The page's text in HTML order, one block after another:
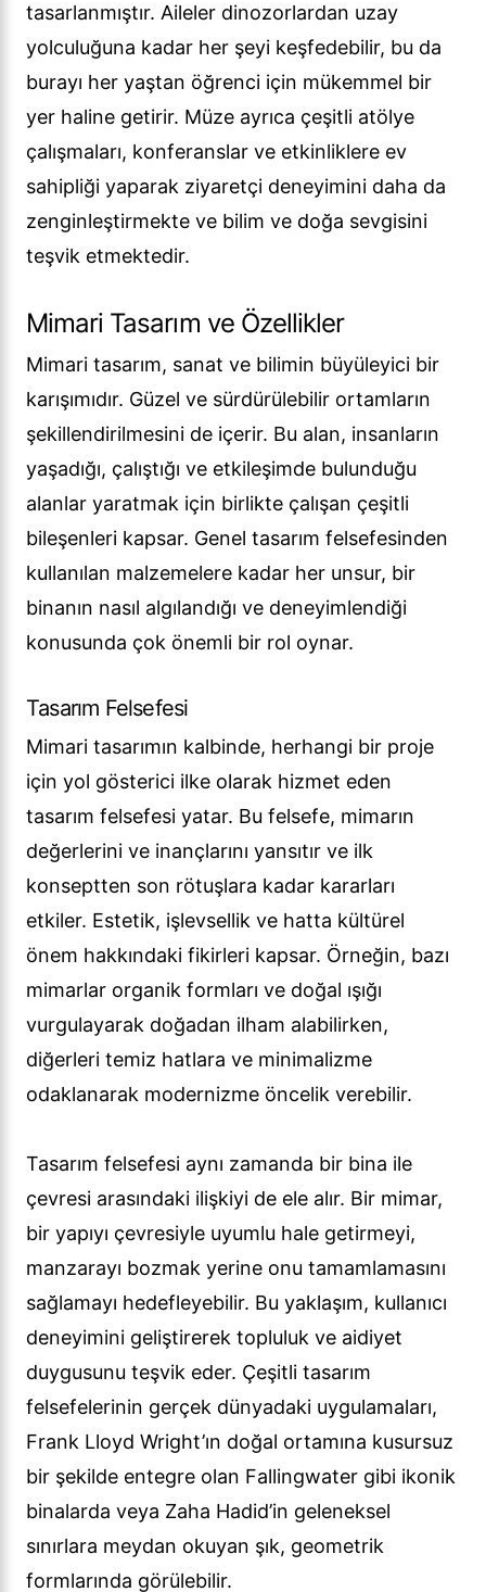
tasarlanmıştır. Aileler dinozorlardan uzay
yolculuğuna kadar her şeyi keşfedebilir, bu da
burayı her yaştan öğrenci için mükemmel bir
yer haline getirir. Müze ayrıca çeşitli atölye
çalışmaları, konferanslar ve etkinliklere ev
sahipliği yaparak ziyaretçi deneyimini daha da
zenginleştirmekte ve bilim ve doğa sevgisini
teşvik etmektedir.
Mimari Tasarım ve Özellikler
Mimari tasarım, sanat ve bilimin büyüleyici bir
karışımıdır. Güzel ve sürdürülebilir ortamların
şekillendirilmesini de içerir. Bu alan, insanların
yaşadığı, çalıştığı ve etkileşimde bulunduğu
alanlar yaratmak için birlikte çalışan çeşitli
bileşenleri kapsar. Genel tasarım felsefesinden
kullanılan malzemelere kadar her unsur, bir
binanın nasıl algılandığı ve deneyimlendiği
konusunda çok önemli bir rol oynar.
Tasarım Felsefesi
Mimari tasarımın kalbinde, herhangi bir proje
için yol gösterici ilke olarak hizmet eden
tasarım felsefesi yatar. Bu felsefe, mimarın
değerlerini ve inançlarını yansıtır ve ilk
konseptten son rötuşlara kadar kararları
etkiler. Estetik, işlevsellik ve hatta kültürel
önem hakkındaki fikirleri kapsar. Örneğin, bazı
mimarlar organik formları ve doğal ışığı
vurgulayarak doğadan ilham alabilirken,
diğerleri temiz hatlara ve minimalizme
odaklanarak modernizme öncelik verebilir.
Tasarım felsefesi aynı zamanda bir bina ile
çevresi arasındaki ilişkiyi de ele alır. Bir mimar,
bir yapıyı çevresiyle uyumlu hale getirmeyi,
manzarayı bozmak yerine onu tamamlamasını
sağlamayı hedefleyebilir. Bu yaklaşım, kullanıcı
deneyimini geliştirerek topluluk ve aidiyet
duygusunu teşvik eder. Çeşitli tasarım
felsefelerinin gerçek dünyadaki uygulamaları,
Frank Lloyd Wright’ın doğal ortamına kusursuz
bir şekilde entegre olan Fallingwater gibi ikonik
binalarda veya Zaha Hadid’in geleneksel
sınırlara meydan okuyan şık, geometrik
formlarında görülebilir.